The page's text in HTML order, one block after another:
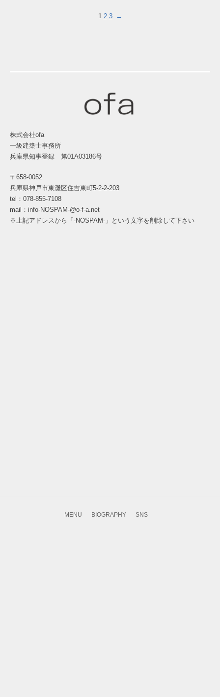
1 2 3 →
株式会社ofa
一級建築士事務所
兵庫県知事登録 第01A03186号
〒658-0052
兵庫県神戸市東灘区住吉東町5-2-2-203
tel：078-855-7108
mail：info-NOSPAM-@o-f-a.net
※上記アドレスから「-NOSPAM-」という文字を削除して下さい
MENU BIOGRAPHY SNS